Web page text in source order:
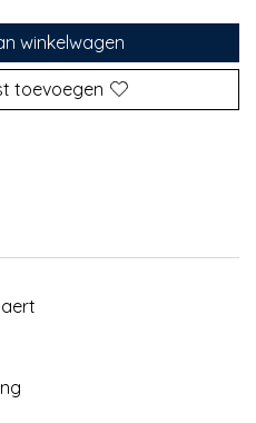
winkelwagen
toevoegen